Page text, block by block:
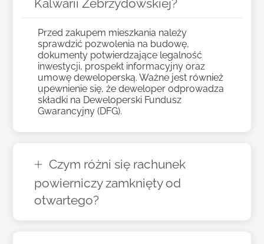
Kalwarii Zebrzydowskiej?
Przed zakupem mieszkania należy
sprawdzić pozwolenia na budowę,
dokumenty potwierdzające legalność
inwestycji, prospekt informacyjny oraz
umowę deweloperską. Ważne jest również
upewnienie się, że deweloper odprowadza
składki na Deweloperski Fundusz
Gwarancyjny (DFG).
Czym różni się rachunek
powierniczy zamknięty od
otwartego?